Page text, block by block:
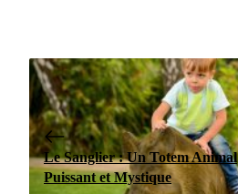
Le Sanglier : Un Totem Animal
Puissant et Mystique